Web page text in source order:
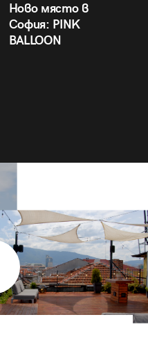
Ново място в
София: PINK
BALLOON